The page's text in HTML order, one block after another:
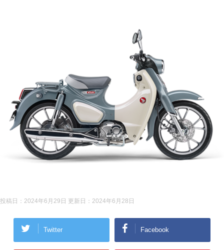
投稿日：2024年6月29日 更新日： 2024年6月28日
Twitter Facebook